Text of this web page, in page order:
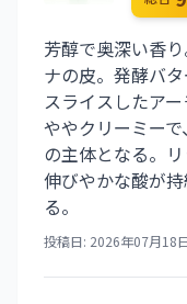
芳醇で奥深い香
ナの皮。発酵バ
スライスしたア
ややクリーミー
の主体となる。
伸びやかな酸が
る。
投稿日: 2026年07月18